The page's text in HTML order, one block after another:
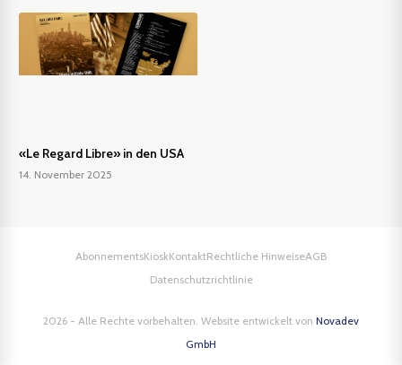
«Le Regard Libre» in den USA
14. November 2025
2026 - Alle Rechte vorbehalten. Website entwickelt von Novadev
GmbH
AbonnementsKioskKontaktRechtliche HinweiseAGB
Datenschutzrichtlinie